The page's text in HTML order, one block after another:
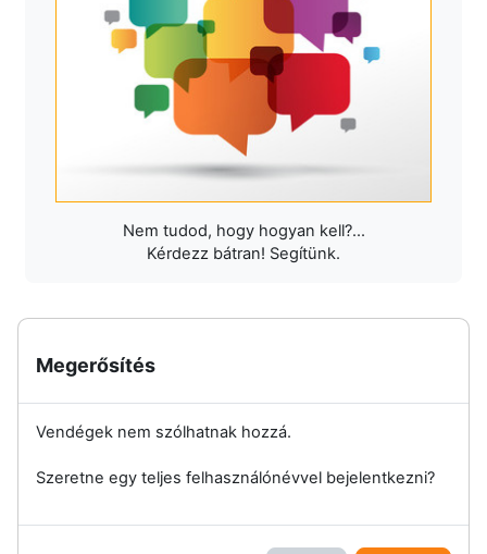
Nem tudod, hogy hogyan kell?...
Kérdezz bátran! Segítünk.
Megerősítés
Vendégek nem szólhatnak hozzá.
Szeretne egy teljes felhasználónévvel bejelentkezni?